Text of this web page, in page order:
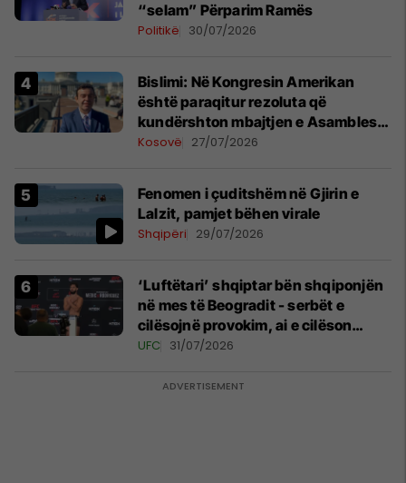
“selam” Përparim Ramës
Politikë 30/07/2026
Bislimi: Në Kongresin Amerikan
është paraqitur rezoluta që
kundërshton mbajtjen e Asamblesë
Parlamentare të OSBE-së në
Kosovë 27/07/2026
Fenomen i çuditshëm në Gjirin e
Lalzit, pamjet bëhen virale
Shqipëri 29/07/2026
‘Luftëtari’ shqiptar bën shqiponjën
në mes të Beogradit - serbët e
cilësojnë provokim, ai e cilëson
simbol të identitetit
UFC 31/07/2026